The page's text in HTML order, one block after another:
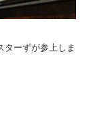
ターずが参上しま